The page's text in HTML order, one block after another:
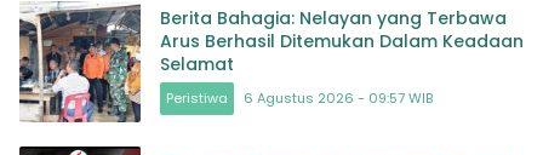
Berita Bahagia: Nelayan yang Terbawa
Arus Berhasil Ditemukan Dalam Keadaan
Selamat
Peristiwa 6 Agustus 2026 - 09:57 WIB